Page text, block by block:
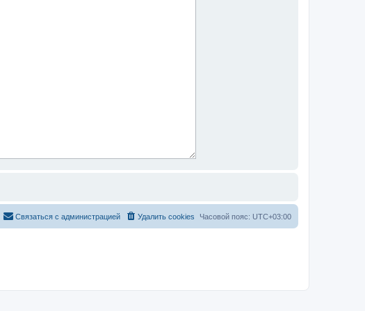
Часовой пояс: UTC+03:00
Удалить cookies
Связаться с администрацией